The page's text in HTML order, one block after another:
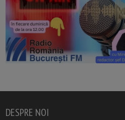
DESPRE NOI